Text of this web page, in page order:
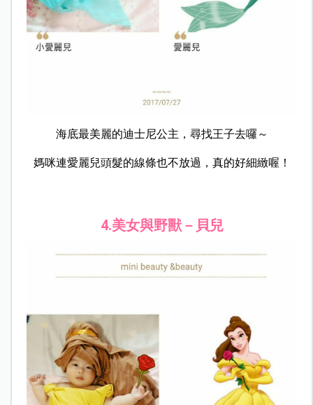
海底最美麗的迪士尼公主，尋找王子去囉～
媽咪連愛麗兒頭髮的線條也不放過，真的好細緻喔！
4.美女與野獸－貝兒